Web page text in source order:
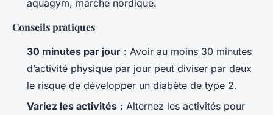
aquagym, marche nordique.
Conseils pratiques
30 minutes par jour : Avoir au moins 30 minutes
d’activité physique par jour peut diviser par deux
le risque de développer un diabète de type 2.
Variez les activités : Alternez les activités pour